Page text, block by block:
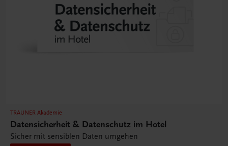
TRAUNER Akademie
Datensicherheit & Datenschutz im Hotel
Sicher mit sensiblen Daten umgehen